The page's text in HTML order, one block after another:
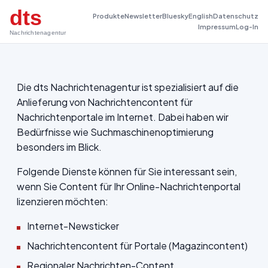
dts
Nachrichtenagentur
ProdukteNewsletterBlueskyEnglishDatenschutz
ImpressumLog-In
Die dts Nachrichtenagentur ist spezialisiert auf die
Anlieferung von Nachrichtencontent für
Nachrichtenportale im Internet. Dabei haben wir
Bedürfnisse wie Suchmaschinenoptimierung
besonders im Blick.
Folgende Dienste können für Sie interessant sein,
wenn Sie Content für Ihr Online-Nachrichtenportal
lizenzieren möchten:
Internet-Newsticker
Nachrichtencontent für Portale (Magazincontent)
Regionaler Nachrichten-Content